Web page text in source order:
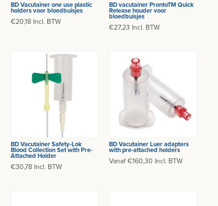
BD Vacutainer one use plastic
holders voor bloedbuisjes
€20,18 Incl. BTW
BD vacutainer ProntoTM Quick
Release houder voor
bloedbuisjes
€27,23 Incl. BTW
BD Vacutainer Safety-Lok
Blood Collection Set with Pre-
Attached Holder
€30,78 Incl. BTW
BD Vacutainer Luer adapters
with pre-attached holders
Vanaf €160,30 Incl. BTW